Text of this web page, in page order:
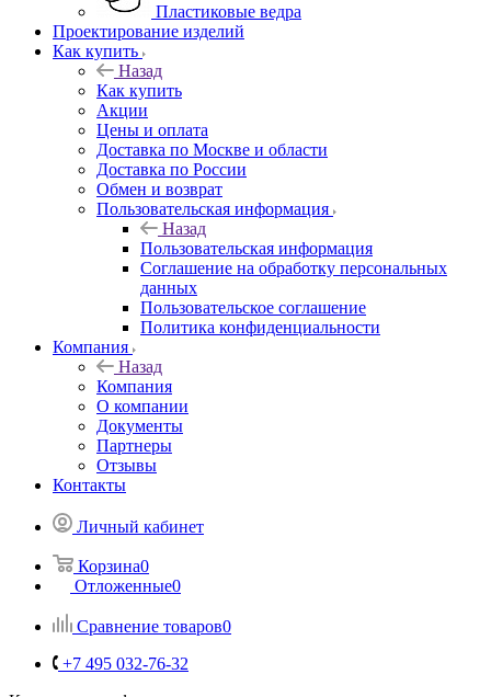
Пластиковые ведра
Проектирование изделий
Как купить
Назад
Как купить
Акции
Цены и оплата
Доставка по Москве и области
Доставка по России
Обмен и возврат
Пользовательская информация
Назад
Пользовательская информация
Соглашение на обработку персональных
данных
Пользовательское соглашение
Политика конфиденциальности
Компания
Назад
Компания
О компании
Документы
Партнеры
Отзывы
Контакты
Личный кабинет
Корзина0
Отложенные0
Сравнение товаров0
+7 495 032-76-32